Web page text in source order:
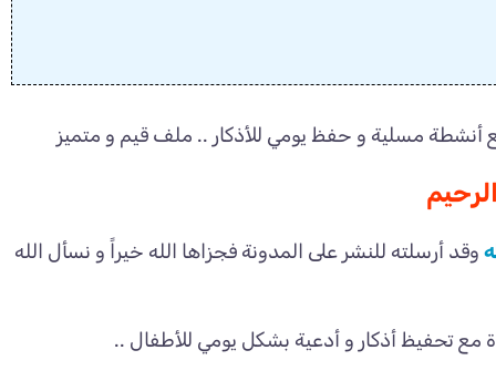
أنشطة مسلية و حفظ يومي للأذكار .. ملف قيم و متميز
وقد أرسلته للنشر على المدونة فجزاها الله خيراً و نسأل الله
تحفيظ أذكار و أدعية بشكل يومي للأطفال ..